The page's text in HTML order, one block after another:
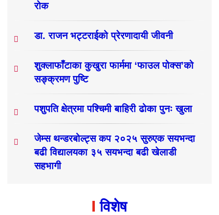
रोक
डा. राजन भट्टराईको प्रेरणादायी जीवनी
शुक्लाफाँटाका कुखुरा फार्ममा ‘फाउल पोक्स’को
सङ्क्रमण पुष्टि
पशुपति क्षेत्रमा पश्चिमी बाहिरी ढोका पुनः खुला
जेम्स थन्डरबोल्ट्स कप २०२५ सुरुएक सयभन्दा
बढी विद्यालयका ३५ सयभन्दा बढी खेलाडी
सहभागी
विशेष